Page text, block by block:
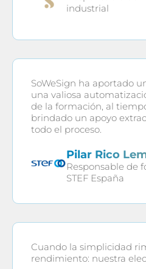
industrial
SoWeSign ha aportado
una valiosa
de la formación, al
brindado un apoyo
todo el proceso.
Pilar Rico
Responsable de
STEF España
Cuando la simplicidad
rendimiento: nuestra